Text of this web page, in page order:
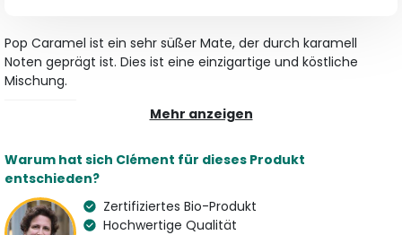
Pop Caramel ist ein sehr süßer Mate, der durch karamell
Noten geprägt ist. Dies ist eine einzigartige und köstliche
Mischung.
Mate
Hibiskus, Himbeere, Apfel
Herkunft
Brasilien und
Bio
Mehr anzeigen
Warum hat sich Clément für dieses Produkt
entschieden?
Zertifiziertes Bio-Produkt
Hochwertige Qualität